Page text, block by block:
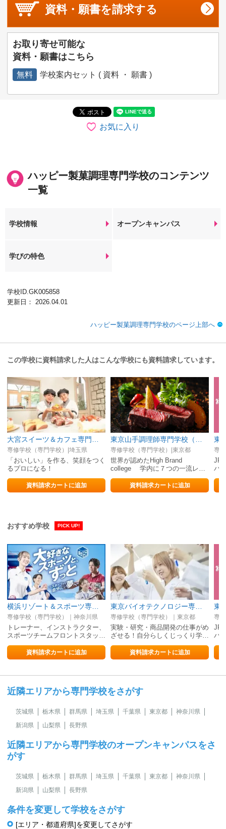
資料・願書を請求する
お取り寄せ可能な
資料・願書はこちら
無料 学校案内セット ( 資料 ・ 願書 )
お気に入り
ハッピー製菓調理専門学校のコンテンツ
一覧
学校情報 オープンキャンパス
学びの特色
学校ID.GK005858
更新日： 2026.04.01
ハッピー製菓調理専門学校のページ上部へ
この学校に資料請求した人はこんな学校にも資料請求しています。
専修学校（専門学校）|埼玉県
「おいしい」を作る、笑顔をつく
るプロになる！
資料請求カートに追加
専修学校（専門学校）|東京都
世界が認めたHigh Brand
college 学内に７つの一流レス
トランがある学校
資料請求カートに追加
東
専
JR
パ
即
おすすめ学校 PICK UP!
専修学校（専門学校）｜神奈川県
トレーナー、インストラクター、
スポーツチームフロントスタッ…
資料請求カートに追加
専修学校（専門学校）｜東京都
実験・研究・商品開発の仕事がめ
ざせる！自分らしくじっくり学…
資料請求カートに追加
東
専
JR
パ
近隣エリアから専門学校をさがす
茨城県 栃木県 群馬県 埼玉県 千葉県 東京都
神奈川県
新潟県
山梨県 長野県
近隣エリアから専門学校のオープンキャンパスをさ
がす
茨城県 栃木県 群馬県 埼玉県 千葉県 東京都
神奈川県
新潟県
山梨県 長野県
条件を変更して学校をさがす
[エリア・都道府県]を変更してさがす